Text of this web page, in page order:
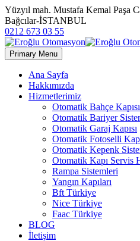
Yüzyıl mah. Mustafa Kemal Paşa
Bağcılar-İSTANBUL
0212 673 03 55
Primary Menu
Ana Sayfa
Hakkımızda
Hizmetlerimiz
Otomatik Bahçe
Otomatik Bariyer
Otomatik Garaj Kapısı
Otomatik Fotoselli
Otomatik Kepenk
Otomatik Kapı Servis
Rampa Sistemleri
Yangın Kapıları
Bft Türkiye
Nice Türkiye
Faac Türkiye
BLOG
İletişim